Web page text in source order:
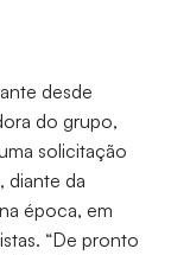
desde
do grupo,
solicitação
diante da
época, em
“De pronto